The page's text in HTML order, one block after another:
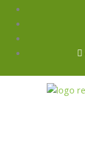
contenido